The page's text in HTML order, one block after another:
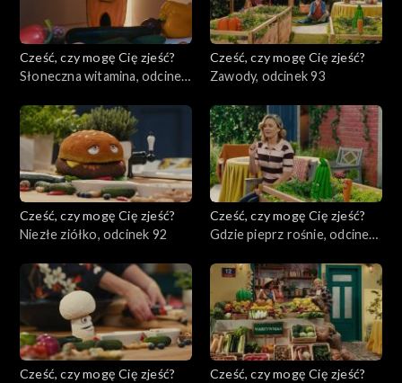
Cześć, czy mogę Cię zjeść?
Słoneczna witamina, odcinek
Cześć, czy mogę Cię zjeść?
Zawody, odcinek 93
Cześć, czy mogę Cię zjeść?
Niezłe ziółko, odcinek 92
Cześć, czy mogę Cię zjeść?
Gdzie pieprz rośnie, odcinek
Cześć, czy mogę Cię zjeść?
Cześć, czy mogę Cię zjeść?